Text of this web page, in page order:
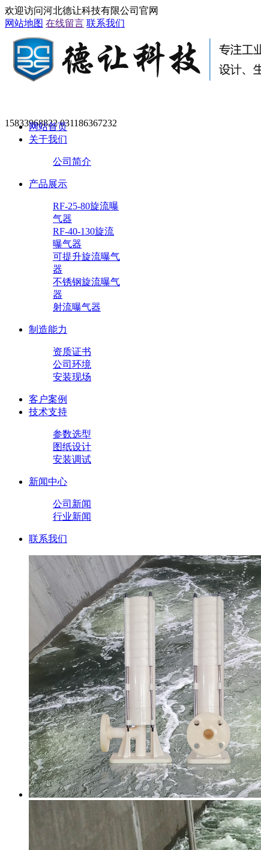
欢迎访问河北德让科技有限公司官网
网站地图 在线留言 联系我们
15833968822 031186367232
网站首页
关于我们
公司简介
产品展示
RF-25-80旋流曝
气器
RF-40-130旋流
曝气器
可提升旋流曝气
器
不锈钢旋流曝气
器
射流曝气器
制造能力
资质证书
公司环境
安装现场
客户案例
技术支持
参数选型
图纸设计
安装调试
新闻中心
公司新闻
行业新闻
联系我们